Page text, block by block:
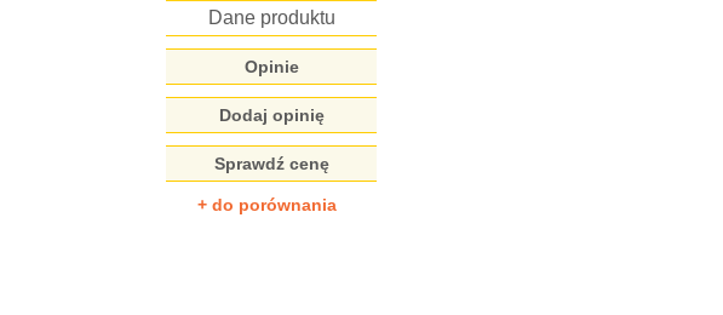
Dane produktu
Opinie
Dodaj opinię
Sprawdź cenę
+ do porównania